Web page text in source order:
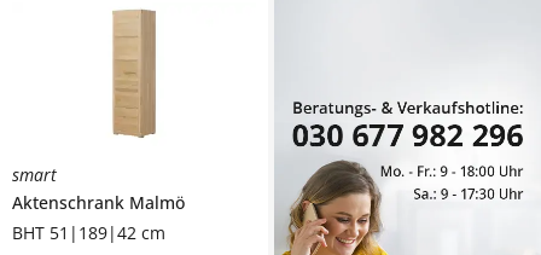
smart
Aktenschrank Malmö
BHT 51|189|42 cm